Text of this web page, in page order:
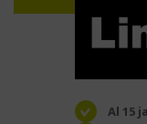
Al 15